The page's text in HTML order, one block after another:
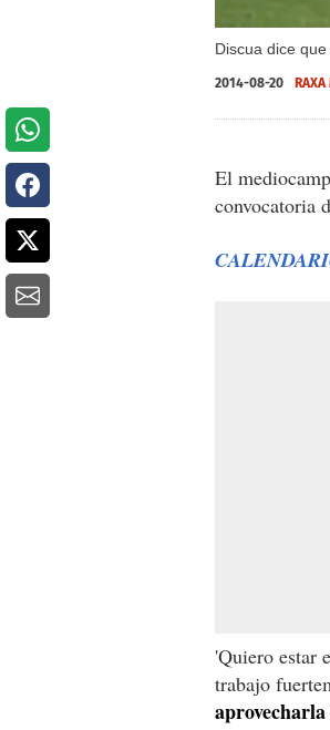
Discua dice
2014-08-20 RAXA
El
convocatoria
'Quiero estar
trabajo